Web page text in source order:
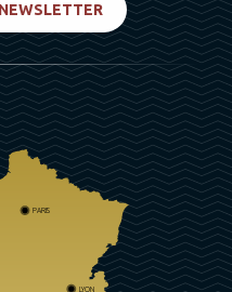
PARIS
LYON